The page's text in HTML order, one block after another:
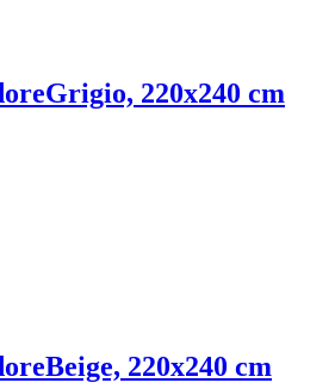
Grigio, 220x240 cm
Beige, 220x240 cm